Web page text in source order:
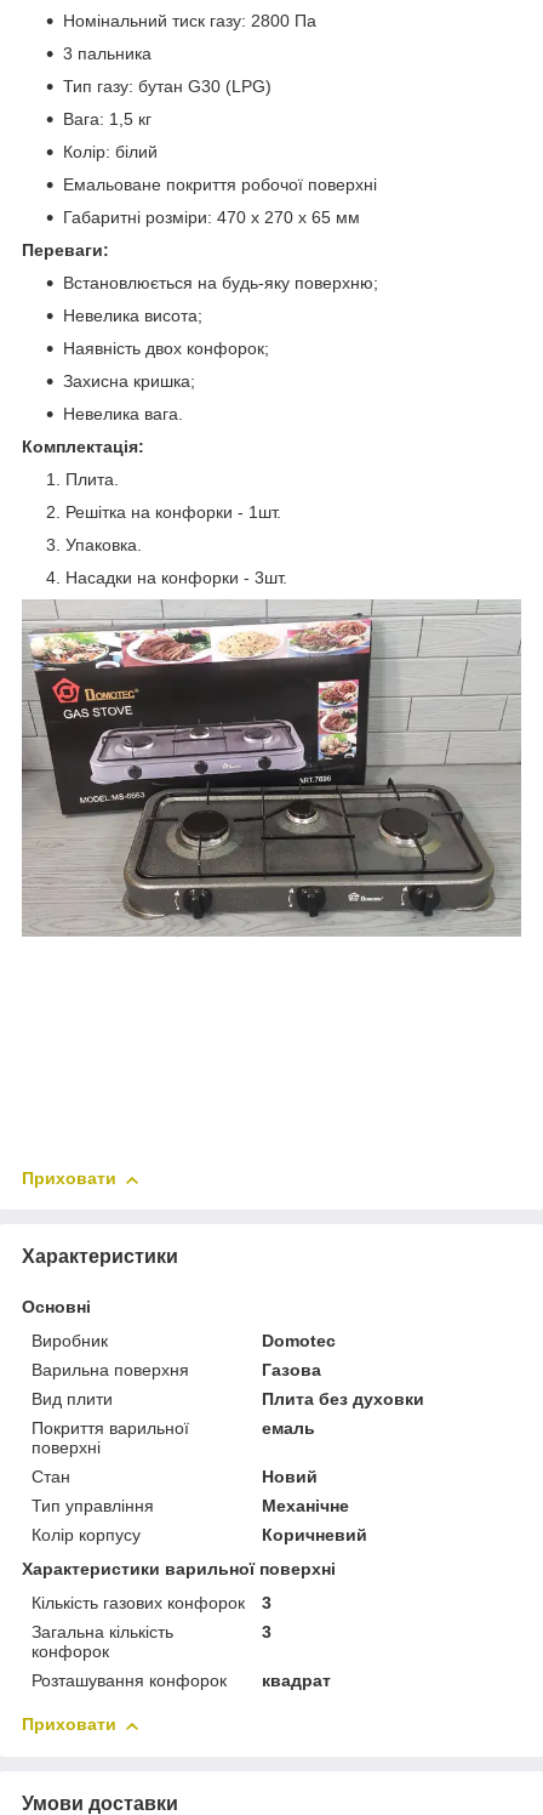
Номінальний тиск газу: 2800 Па
3 пальника
Тип газу: бутан G30 (LPG)
Вага: 1,5 кг
Колір: білий
Емальоване покриття робочої поверхні
Габаритні розміри: 470 х 270 х 65 мм
Переваги:
Встановлюється на будь-яку поверхню;
Невелика висота;
Наявність двох конфорок;
Захисна кришка;
Невелика вага.
Комплектація:
Плита.
Решітка на конфорки - 1шт.
Упаковка.
Насадки на конфорки - 3шт.
Приховати
Характеристики
Основні
Виробник
Domotec
Варильна поверхня
Газова
Вид плити
Плита без духовки
Покриття варильної
поверхні
емаль
Стан
Новий
Тип управління
Механічне
Колір корпусу
Коричневий
Характеристики варильної поверхні
Кількість газових конфорок
3
Загальна кількість
конфорок
3
Розташування конфорок квадрат
Приховати
Умови доставки